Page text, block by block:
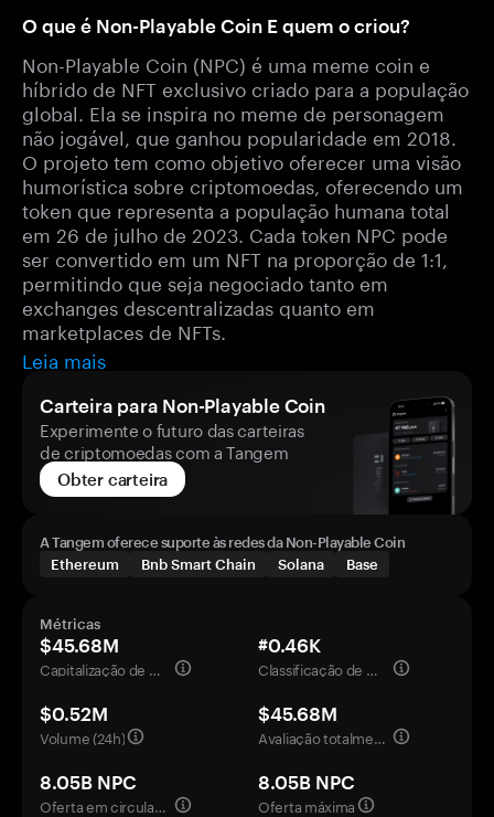
O que é Non-Playable Coin E quem o criou?
Non-Playable Coin (NPC) é uma meme coin e
híbrido de NFT exclusivo criado para a população
global. Ela se inspira no meme de personagem
não jogável, que ganhou popularidade em 2018.
O projeto tem como objetivo oferecer uma visão
humorística sobre criptomoedas, oferecendo um
token que representa a população humana total
em 26 de julho de 2023. Cada token NPC pode
ser convertido em um NFT na proporção de 1:1,
permitindo que seja negociado tanto em
exchanges descentralizadas quanto em
marketplaces de NFTs.
Leia mais
Carteira para Non-Playable Coin
Experimente o futuro das carteiras
de criptomoedas com a Tangem
Obter carteira
A Tangem oferece suporte às redes da Non-Playable Coin
Ethereum
Bnb Smart Chain Solana Base
Métricas
$45.68M
Capitalização de mercado
#0.46K
Classificação de mercado
$0.52M
Volume (24h)
$45.68M
Avaliação totalmente diluída
8.05B NPC
Oferta em circulação
8.05B NPC
Oferta máxima